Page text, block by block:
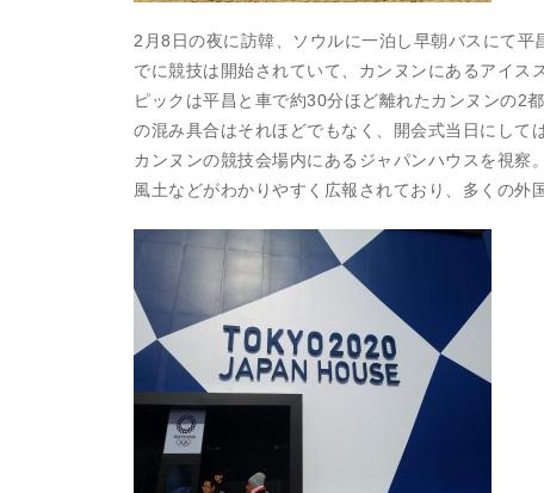
2月8日の夜に訪韓、ソウルに一泊し早朝バスにて
でに競技は開始されていて、カンヌンにあるアイ
ピックは平昌と車で約30分ほど離れたカンヌンの2
の混み具合はそれほどでもなく、開会式当日にして
カンヌンの競技会場内にあるジャパンハウスを視察
風土などがわかりやすく広報されており、多くの外